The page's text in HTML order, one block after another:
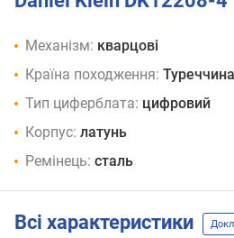
Механізм: кварцові
Країна походження: Туреччина
Тип циферблата: цифровий
Корпус: латунь
Ремінець: сталь
Всі характеристики